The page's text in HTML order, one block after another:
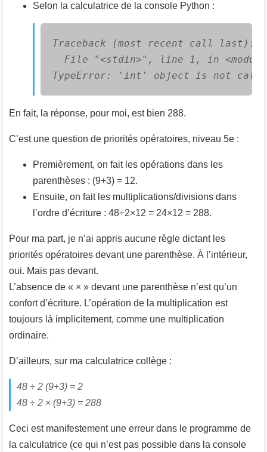
Selon la calculatrice de la console Python :
Traceback (most recent call last):
File "<stdin>", line 1, in
TypeError: 'int' object is not
En fait, la réponse, pour moi, est bien 288.
C’est une question de priorités opératoires, niveau 5e :
Premièrement, on fait les opérations dans les
parenthèses : (9+3) = 12.
Ensuite, on fait les multiplications/divisions dans
l’ordre d’écriture : 48÷2×12 = 24×12 = 288.
Pour ma part, je n’ai appris aucune règle dictant les
priorités opératoires devant une parenthèse. À l’intérieur,
oui. Mais pas devant.
L’absence de « × » devant une parenthèse n’est qu’un
confort d’écriture. L’opération de la multiplication est
toujours là implicitement, comme une multiplication
ordinaire.
D’ailleurs, sur ma calculatrice collège :
48 ÷ 2 (9+3) = 2
48 ÷ 2 × (9+3) = 288
Ceci est manifestement une erreur dans le programme de
la calculatrice (ce qui n’est pas possible dans la console